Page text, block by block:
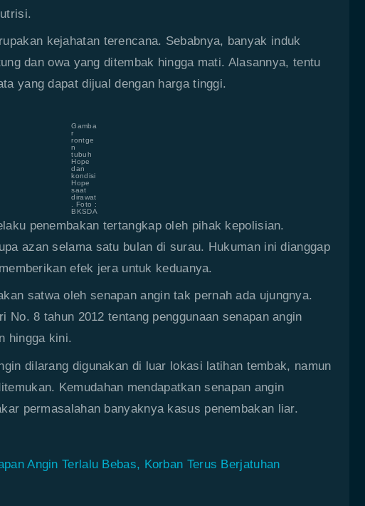
kejahatan terencana. Sebabnya, banyak induk
dan owa yang ditembak hingga mati. Alasannya, tentu
yang dapat dijual dengan harga tinggi.
Gamba
r
rontge
n
tubuh
Hope
dan
kondisi
Hope
saat
dirawat
. Foto :
BKSDA
penembakan tertangkap oleh pihak kepolisian.
azan selama satu bulan di surau. Hukuman ini dianggap
efek jera untuk keduanya.
satwa oleh senapan angin tak pernah ada ujungnya.
No. 8 tahun 2012 tentang penggunaan senapan angin
hingga kini.
dilarang digunakan di luar lokasi latihan tembak, namun
Kemudahan mendapatkan senapan angin
permasalahan banyaknya kasus penembakan liar.
Angin Terlalu Bebas, Korban Terus Berjatuhan